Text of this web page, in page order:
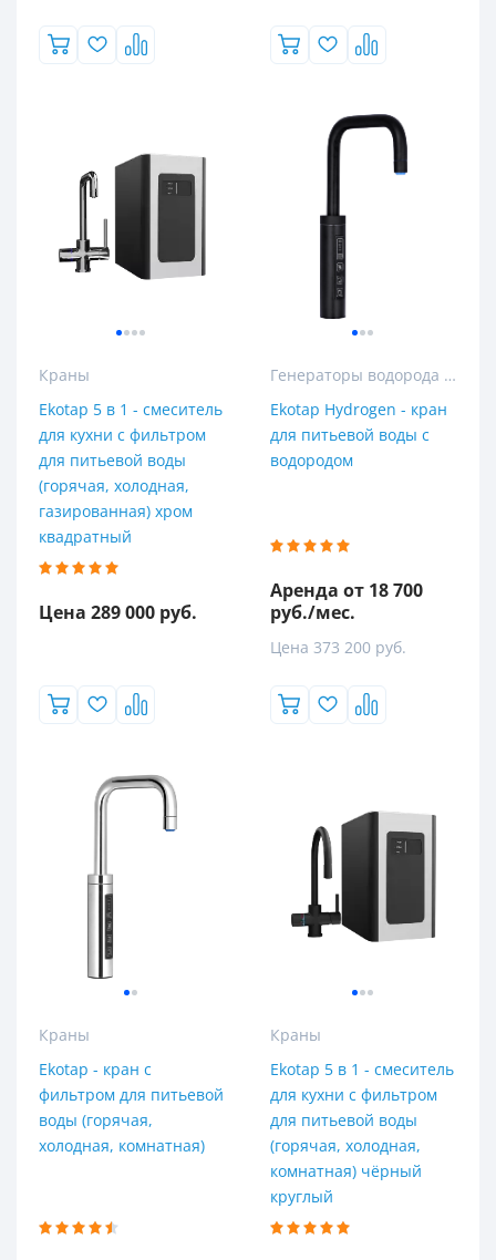
Краны
Ekotap 5 в 1 - смеситель
для кухни с фильтром
для питьевой воды
(горячая, холодная,
газированная) хром
квадратный
Цена 289 000 руб.
Генераторы водорода и пурифайеры с водородом
Ekotap Hydrogen - кран
для питьевой воды с
водородом
Аренда от 18 700
руб./мес.
Цена 373 200 руб.
Краны
Ekotap - кран с
фильтром для питьевой
воды (горячая,
холодная, комнатная)
Краны
Ekotap 5 в 1 - смеситель
для кухни с фильтром
для питьевой воды
(горячая, холодная,
комнатная) чёрный
круглый